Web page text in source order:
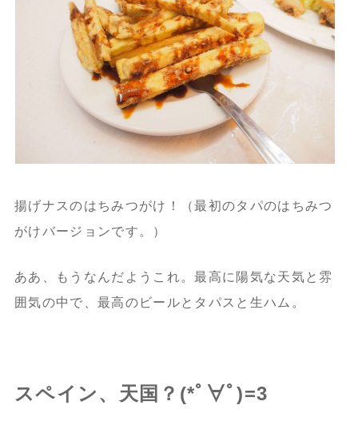
揚げナスのはちみつがけ！（最初のタパのはちみつ
がけバージョンです。）
ああ、もうなんだようこれ。最高に陽気な天気と雰
囲気の中で、最高のビールとタパスと生ハム。
スペイン、天国？(*ﾟ∀ﾟ)=3